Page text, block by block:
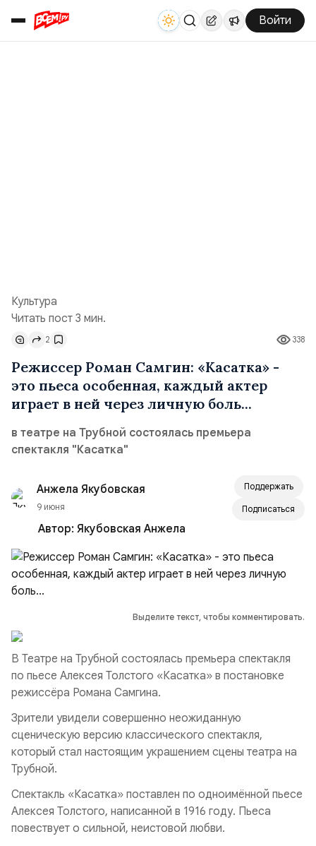
Войти
Культура
Читать пост 3 мин.
338
2
Режиссер Роман Самгин: «Касатка» -
это пьеса особенная, каждый актер
играет в ней через личную боль...
в театре на Трубной состоялась премьера
спектакля "Касатка"
Анжела Якубовская
9 июня
Поддержать
Подписаться
Автор: Якубовская Анжела
Выделите текст, чтобы комментировать.
В Театре на Трубной состоялась премьера спектакля
по пьесе Алексея Толстого «Касатка» в постановке
режиссёра Романа Самгина.
Зрители увидели совершенно неожиданную
сценическую версию классического спектакля,
который стал настоящим украшением сцены театра на
Трубной.
Спектакль «Касатка» поставлен по одноимённой пьесе
Алексея Толстого, написанной в 1916 году. Пьеса
повествует о сильной, неистовой любви.